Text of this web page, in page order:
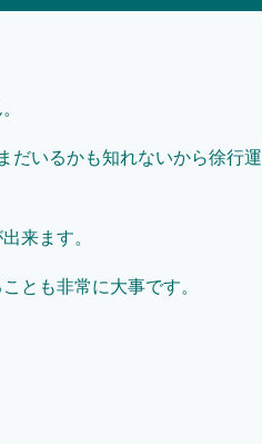
だいるかも知れないから徐行運
来ます。
とも非常に大事です。